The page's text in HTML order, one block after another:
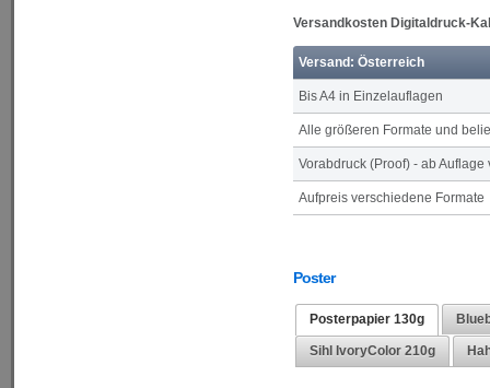
Versandkosten Digitaldruck-
Versand: Österreich
Bis A4 in Einzelauflagen
Alle größeren Formate und
Vorabdruck (Proof) - ab Auflage
Aufpreis verschiedene Formate
Poster
Posterpapier 130g
Sihl IvoryColor 210g